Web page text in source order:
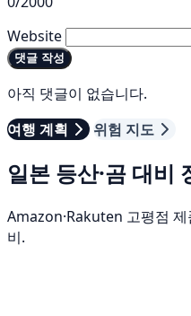
Website
댓글 작성
아직 댓글이 없습니다.
여행 계획
위험 지도
일본 등산·곰 대비
Amazon·Rakuten 고평점
비.